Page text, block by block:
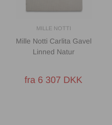
MILLE NOTTI
Mille Notti Carlita Gavel
Linned Natur
fra 6 307 DKK